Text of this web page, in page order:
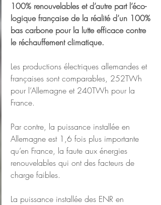
100% renouvelables et d’autre part l’éco-
logique française de la réalité d’un 100%
bas carbone pour la lutte efficace contre
le réchauffement climatique.
Les productions électriques allemandes et
françaises sont comparables, 252TWh
pour l’Allemagne et 240TWh pour la
France.
Par contre, la puissance installée en
Allemagne est 1,6 fois plus importante
qu’en France, la faute aux énergies
renouvelables qui ont des facteurs de
charge faibles.
La puissance installée des ENR en